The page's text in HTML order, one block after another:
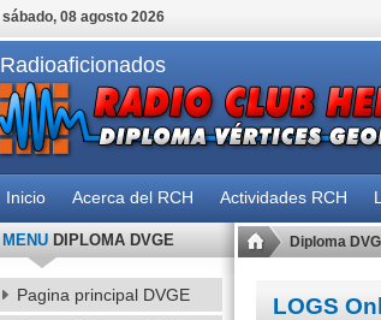
sábado, 08 agosto 2026
Radioaficionados
Inicio Acerca del RCH Actividades RCH
Diploma
LOGS
MENUDIPLOMA DVGE
Pagina principal DVGE